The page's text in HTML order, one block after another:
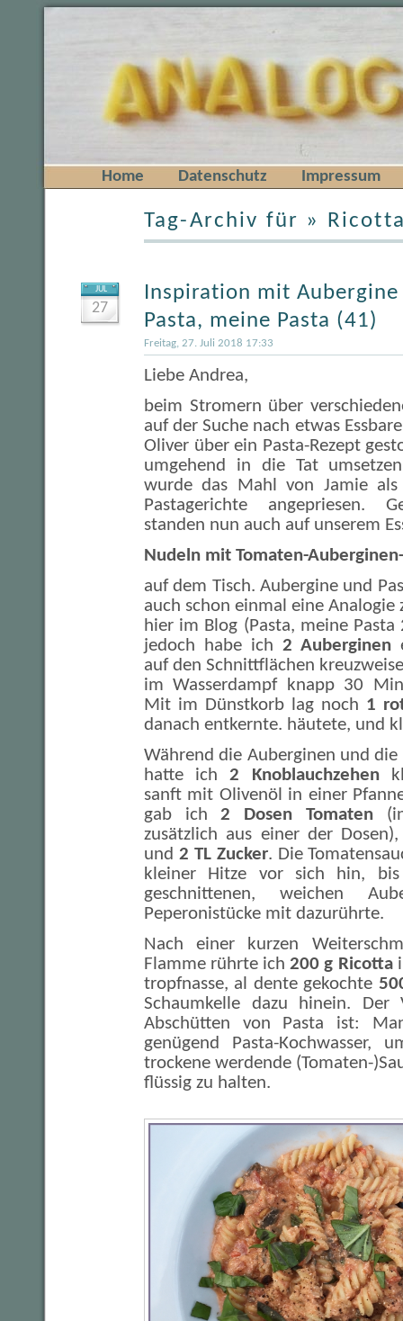
Home Datenschutz Impressum
Tag-Archiv für »
JUL
27
Inspiration mit
Pasta, meine Pasta (41)
Freitag, 27. Juli 2018 17:33
Liebe Andrea,
beim Stromern über
auf der Suche nach etwas
Oliver über ein Pasta-Rezept
umgehend in die Tat
wurde das Mahl von Jamie
Pastagerichte angepriesen.
standen nun auch auf unserem
Nudeln mit Tomaten-
auf dem Tisch. Aubergine und
auch schon einmal eine Analogie
hier im Blog (Pasta, meine
jedoch habe ich 2 Auberginen
auf den Schnittflächen
im Wasserdampf knapp 30
Mit im Dünstkorb lag noch 1
danach entkernte. häutete, und
Während die Auberginen und
hatte ich2 Knoblauchzehen
sanft mit Olivenöl in einer
gab ich2 Dosen Tomaten
zusätzlich aus einer der
und 2 TL Zucker. Die
kleiner Hitze vor sich hin,
geschnittenen, weichen
Peperonistücke mit dazurührte.
Nach einer kurzen
Flamme rührte ich200 g Ricotta
tropfnasse, al dente gekochte
Schaumkelle dazu hinein.
Abschütten von Pasta ist:
genügend Pasta-Kochwasser,
trockene werdende (Tomaten-
flüssig zu halten.